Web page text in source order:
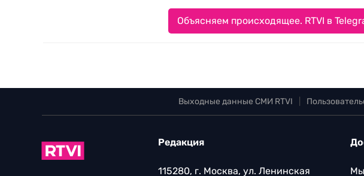
Объясняем происходящее. RTVI в
Выходные данные СМИ RTVI
Редакция
115280, г. Москва, ул. Ленинская